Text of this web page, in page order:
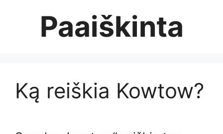
Paaiškinta
Ką reiškia Kowtow?